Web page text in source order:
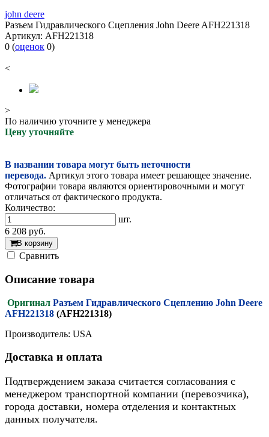
john deere
Разъем Гидравлического Сцепления John Deere AFH221318
Артикул: AFH221318
0 (оценок 0)
<
>
По наличию уточните у менеджера
Цену уточняйте
В названии товара могут быть неточности
перевода. Артикул этого товара имеет решающее значение.
Фотографии товара являются ориентировочными и могут
отличаться от фактического продукта.
Количество:
шт.
6 208 руб.
В корзину
Cравнить
Описание товара
Оригинал Разъем Гидравлического Сцеплению John Deere
AFH221318 (AFH221318)
Производитель: USA
Доставка и оплата
Подтверждением заказа считается согласования с
менеджером транспортной компании (перевозчика),
города доставки, номера отделения и контактных
данных получателя.